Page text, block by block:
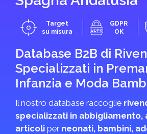
Target
su misura
GDPR
OK
Database B2B di
Specializzati in
Infanzia e Moda
Il nostro database raccoglie
specializzati in abbigliamento,
articoli per neonati, bambini,